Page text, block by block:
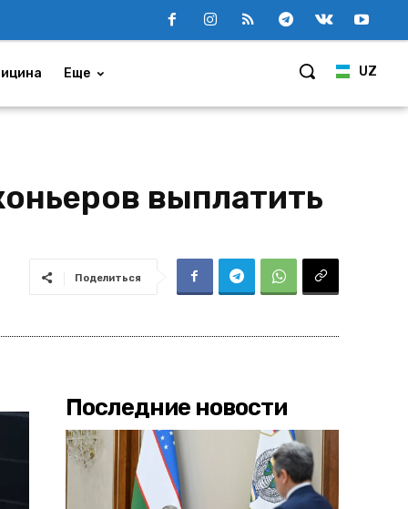
UZ
Еще
выплатить
Поделиться
Последние новости